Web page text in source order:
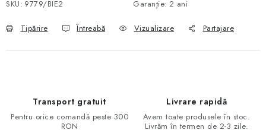
SKU: 9779/BIE2 Garanţie: 2 ani
Tipărire Întreabă Vizualizare Partajare
Transport gratuit
Pentru orice comandă peste 300
RON
Livrare rapidă
Avem toate produsele în stoc.
Livrăm în termen de 2-3 zile.